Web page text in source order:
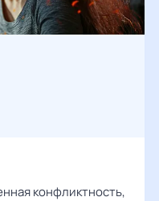
конфликтность,